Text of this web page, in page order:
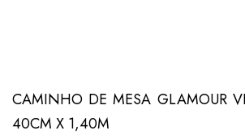
CAMINHO DE MESA GLAMOUR
40CM X 1,40M